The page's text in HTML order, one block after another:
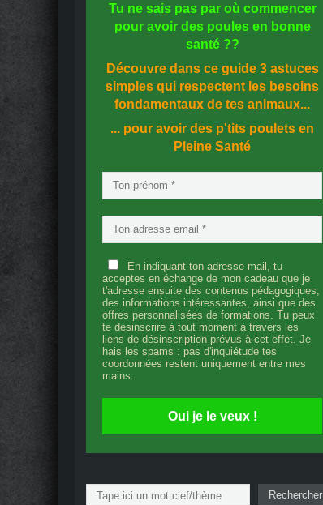
Tu ne sais pas par où commencer
pour avoir des poules en bonne
santé??
Découvre dans ce guide 3 astuces
simples qui respectent les besoins
fondamentaux de tes animaux...
... pour avoir des p'tits poulets en
Pleine Santé
En indiquant ton adresse mail, tu
acceptes en échange de mon cadeau que je
t'adresse ensuite des contenus pédagogiques,
des informations intéressantes, ainsi que des
offres personnalisées de formations. Tu peux
te désinscrire à tout moment à travers les
liens de désinscription prévus à cet effet. Je
hais les spams : pas d'inquiétude tes
coordonnées restent uniquement entre mes
mains.
Oui je le veux !
Rechercher Rechercher